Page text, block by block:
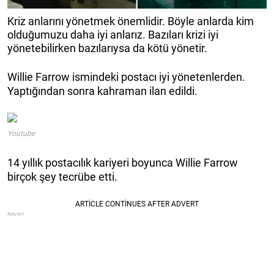
Kriz anlarını yönetmek önemlidir. Böyle anlarda kim
olduğumuzu daha iyi anlarız. Bazıları krizi iyi
yönetebilirken bazılarıysa da kötü yönetir.
Willie Farrow ismindeki postacı iyi yönetenlerden.
Yaptığından sonra kahraman ilan edildi.
Youtube
14 yıllık postacılık kariyeri boyunca Willie Farrow
birçok şey tecrübe etti.